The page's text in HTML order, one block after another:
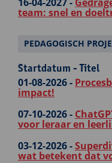
team: snel en
PEDAGOGISCH
Startdatum - Titel
01-08-2026 -
impact!
07-10-2026 -
voor leraar en
03-12-2026 -
wat betekent dat